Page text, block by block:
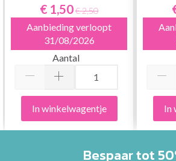
€ 1,50€ 2,50
Aanbieding verloopt
31/08/2026
Aantal
In winkelwagentje In
Bespaar tot